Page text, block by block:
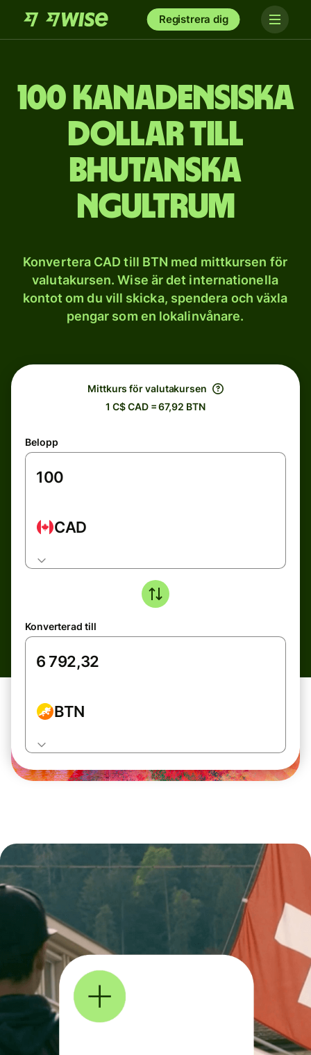
Registrera dig
100 kanadensiska
dollar till
bhutanska
ngultrum
Konvertera CAD till BTN med mittkursen för
valutakursen. Wise är det internationella
kontot om du vill skicka, spendera och växla
pengar som en lokalinvånare.
Mittkurs för valutakursen
1 C$ CAD = 67,92 BTN
Belopp
CAD
Konverterad till
BTN